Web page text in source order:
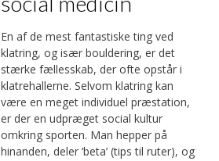
En af de mest fantastiske ting ved
klatring, og især bouldering, er det
stærke fællesskab, der ofte opstår i
klatrehallerne. Selvom klatring kan
være en meget individuel præstation,
er der en udpræget social kultur
omkring sporten. Man hepper på
hinanden, deler ‘beta’ (tips til ruter), og